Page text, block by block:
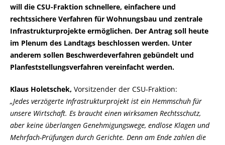
will die CSU-Fraktion schnellere, einfachere und
rechtssichere Verfahren für Wohnungsbau und zentrale
Infrastrukturprojekte ermöglichen. Der Antrag soll heute
im Plenum des Landtags beschlossen werden. Unter
anderem sollen Beschwerdeverfahren gebündelt und
Planfeststellungsverfahren vereinfacht werden.
Klaus Holetschek, Vorsitzender der CSU-Fraktion:
Jedes verzögerte Infrastrukturprojekt ist ein Hemmschuh für
unsere Wirtschaft. Es braucht einen wirksamen Rechtsschutz,
aber keine überlangen Genehmigungswege, endlose Klagen und
Mehrfach-Prüfungen durch Gerichte. Denn am Ende zahlen die